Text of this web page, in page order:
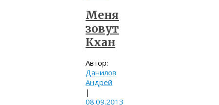
Меня
зовут
Кхан
Автор:
Данилов
Андрей
|
08.09.2013